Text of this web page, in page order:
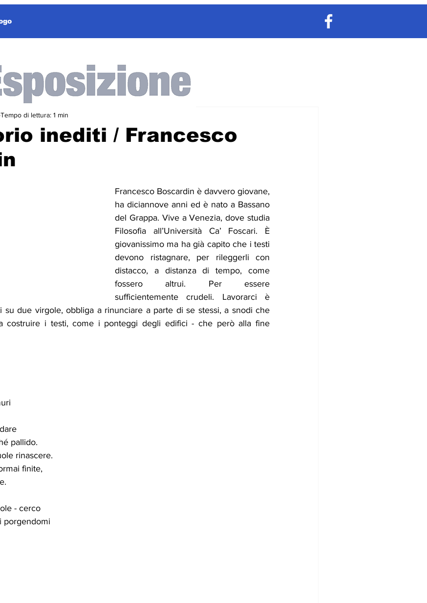
inediti / Francesco
Tempo di lettura: 1 min
Francesco Boscardin è davvero giovane,
ha diciannove anni ed è nato a Bassano
del Grappa. Vive a Venezia, dove studia
Filosofia all’Università Ca’ Foscari. È
giovanissimo ma ha già capito che i testi
devono ristagnare, per rileggerli con
distacco, a distanza di tempo, come
fossero altrui. Per essere
sufficientemente crudeli. Lavorarci è
su due virgole, obbliga a rinunciare a parte di se stessi, a snodi che
costruire i testi, come i ponteggi degli edifici - che però alla fine
pallido.
rinascere.
finite,
- cerco
porgendomi